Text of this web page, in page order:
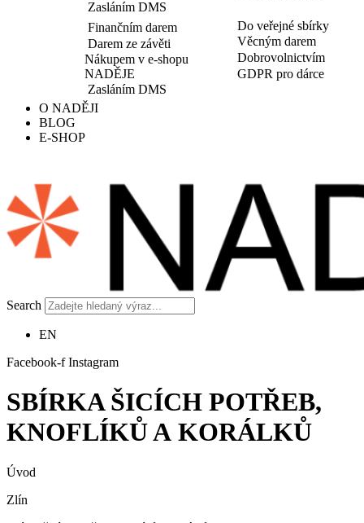
Zasláním DMS
Finančním darem
Darem ze závěti
Nákupem v e-shopu
NADĚJE
Zasláním DMS
Do veřejné sbírky
Věcným darem
Dobrovolnictvím
GDPR pro dárce
O NADĚJI
BLOG
E-SHOP
Search
EN
Facebook-f Instagram
SBÍRKA ŠICÍCH POTŘEB,
KNOFLÍKŮ A KORÁLKŮ
Úvod
Zlín